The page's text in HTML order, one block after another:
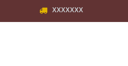
XXXXXXX